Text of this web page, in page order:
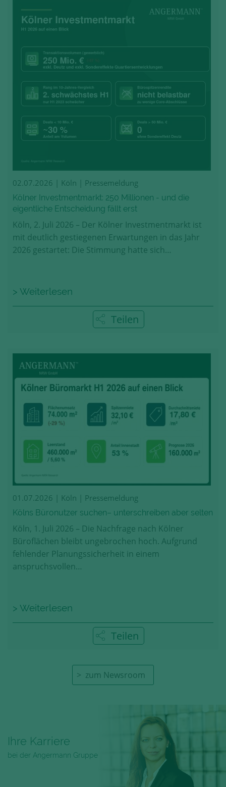
02.07.2026 | Köln | Pressemeldung
Kölner Investmentmarkt: 250 Millionen - und die
eigentliche Entscheidung fällt erst
Köln, 2. Juli 2026 – Der Kölner Investmentmarkt ist
mit deutlich gestiegenen Erwartungen in das Jahr
2026 gestartet: Die Stimmung hatte sich…
> Weiterlesen
Teilen
01.07.2026 | Köln | Pressemeldung
Kölns Büronutzer suchen– unterschreiben aber selten
Köln, 1. Juli 2026 – Die Nachfrage nach Kölner
Büroflächen bleibt ungebrochen hoch. Aufgrund
fehlender Planungssicherheit in einem
anspruchsvollen…
> Weiterlesen
Teilen
zum Newsroom
Ihre Karriere
bei der Angermann Gruppe